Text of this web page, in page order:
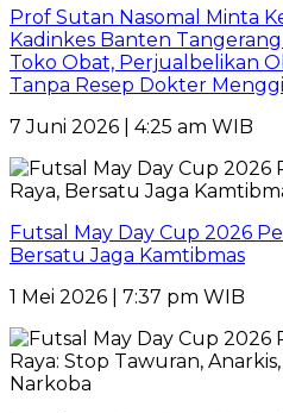
Prof Sutan Nasomal Minta
Kadinkes Banten
Toko Obat, Perjualbelikan
Tanpa Resep Dokter
7 Juni 2026 | 4:25 am WIB
Futsal May Day Cup 2026
Bersatu Jaga Kamtibmas
1 Mei 2026 | 7:37 pm WIB